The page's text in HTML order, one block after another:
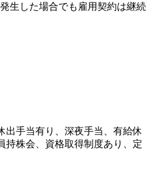
生した場合でも雇用契約は継続
手当有り、深夜手当、有給休
株会、資格取得制度あり、定